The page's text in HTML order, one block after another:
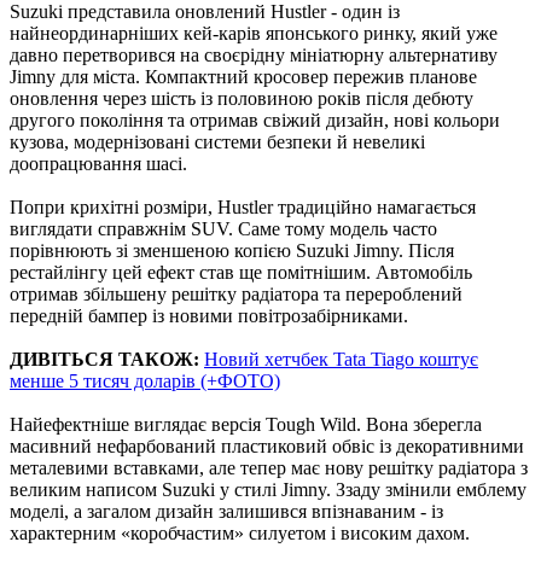
Suzuki представила оновлений Hustler - один із
найнеординарніших кей-карів японського ринку, який уже
давно перетворився на своєрідну мініатюрну альтернативу
Jimny для міста. Компактний кросовер пережив планове
оновлення через шість із половиною років після дебюту
другого покоління та отримав свіжий дизайн, нові кольори
кузова, модернізовані системи безпеки й невеликі
доопрацювання шасі.
Попри крихітні розміри, Hustler традиційно намагається
виглядати справжнім SUV. Саме тому модель часто
порівнюють зі зменшеною копією Suzuki Jimny. Після
рестайлінгу цей ефект став ще помітнішим. Автомобіль
отримав збільшену решітку радіатора та перероблений
передній бампер із новими повітрозабірниками.
ДИВІТЬСЯ ТАКОЖ: Новий хетчбек Tata Tiago коштує
менше 5 тисяч доларів (+ФОТО)
Найефектніше виглядає версія Tough Wild. Вона зберегла
масивний нефарбований пластиковий обвіс із декоративними
металевими вставками, але тепер має нову решітку радіатора з
великим написом Suzuki у стилі Jimny. Ззаду змінили емблему
моделі, а загалом дизайн залишився впізнаваним - із
характерним «коробчастим» силуетом і високим дахом.